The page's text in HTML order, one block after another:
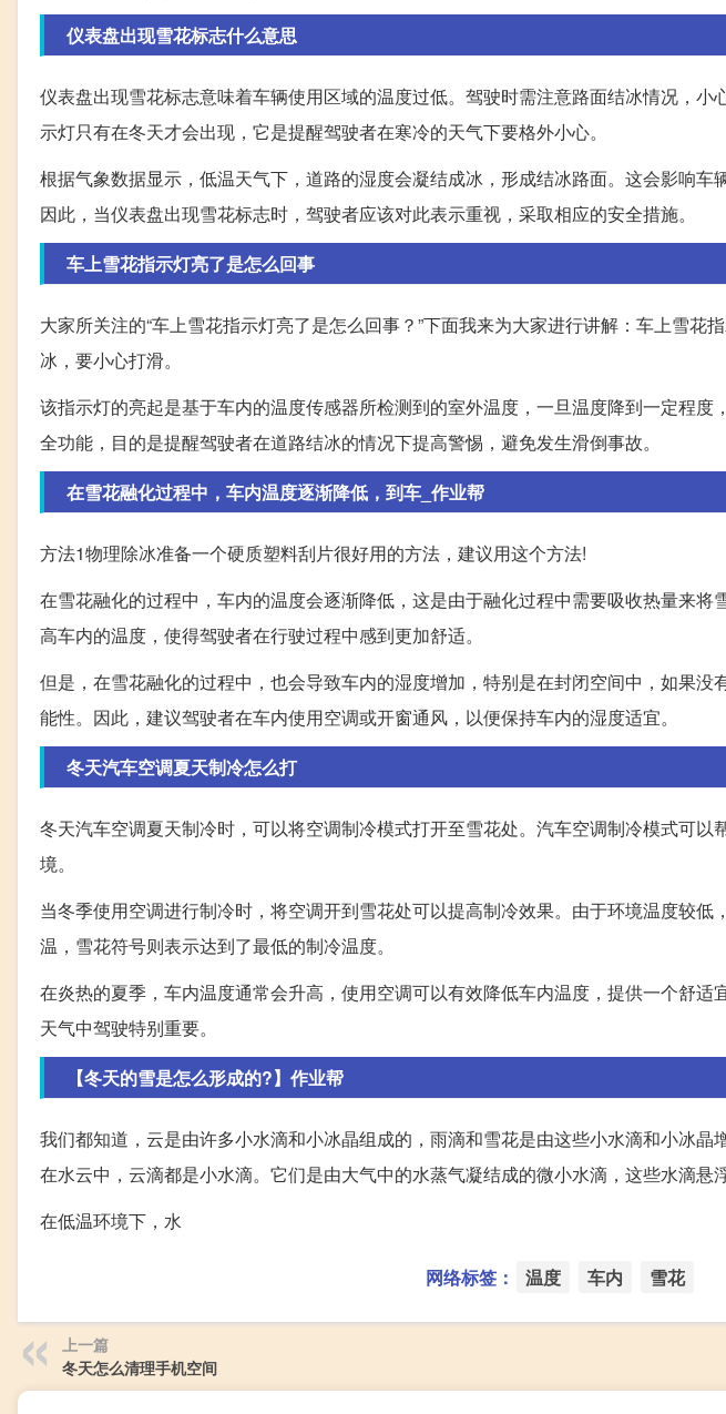
仪表盘出现雪花标志什么意思
仪表盘出现雪花标志意味着车辆使用区域的温度过低。驾驶时需注意路面结冰情况，小
示灯只有在冬天才会出现，它是提醒驾驶者在寒冷的天气下要格外小心。
根据气象数据显示，低温天气下，道路的湿度会凝结成冰，形成结冰路面。这会影响车
因此，当仪表盘出现雪花标志时，驾驶者应该对此表示重视，采取相应的安全措施。
车上雪花指示灯亮了是怎么回事
大家所关注的“车上雪花指示灯亮了是怎么回事？”下面我来为大家进行讲解：车上雪花
冰，要小心打滑。
该指示灯的亮起是基于车内的温度传感器所检测到的室外温度，一旦温度降到一定程
全功能，目的是提醒驾驶者在道路结冰的情况下提高警惕，避免发生滑倒事故。
在雪花融化过程中，车内温度逐渐降低，到车_作业帮
方法1物理除冰准备一个硬质塑料刮片很好用的方法，建议用这个方法!
在雪花融化的过程中，车内的温度会逐渐降低，这是由于融化过程中需要吸收热量来将
高车内的温度，使得驾驶者在行驶过程中感到更加舒适。
但是，在雪花融化的过程中，也会导致车内的湿度增加，特别是在封闭空间中，如果
能性。因此，建议驾驶者在车内使用空调或开窗通风，以便保持车内的湿度适宜。
冬天汽车空调夏天制冷怎么打
冬天汽车空调夏天制冷时，可以将空调制冷模式打开至雪花处。汽车空调制冷模式可
境。
当冬季使用空调进行制冷时，将空调开到雪花处可以提高制冷效果。由于环境温度较低
温，雪花符号则表示达到了最低的制冷温度。
在炎热的夏季，车内温度通常会升高，使用空调可以有效降低车内温度，提供一个舒
天气中驾驶特别重要。
【冬天的雪是怎么形成的?】作业帮
我们都知道，云是由许多小水滴和小冰晶组成的，雨滴和雪花是由这些小水滴和小冰晶
在水云中，云滴都是小水滴。它们是由大气中的水蒸气凝结成的微小水滴，这些水滴悬
在低温环境下，水
网络标签： 温度 车内 雪花
上一篇
冬天怎么清理手机空间